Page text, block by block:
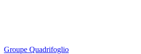
Groupe Quadrifoglio